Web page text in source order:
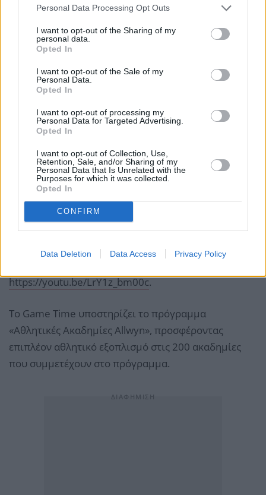
Personal Data Processing Opt Outs
I want to opt-out of the Sharing of my
personal data.
Opted In
I want to opt-out of the Sale of my
Personal Data.
Opted In
I want to opt-out of processing my
Personal Data for Targeted Advertising.
Opted In
I want to opt-out of Collection, Use,
Retention, Sale, and/or Sharing of my
Personal Data that Is Unrelated with the
Purposes for which it was collected.
Opted In
CONFIRM
Data Deletion Data Access Privacy Policy
https://youtu.be/LrY1z_bm00c.
Το Game Time υποστηρίζει το πρόγραμμα
«Αθλητικές Ακαδημίες Allwyn», προσφέροντας
επιπλέον αθλητικό εξοπλισμό στις 200 ακαδημίες
που συμμετέχουν στο πρόγραμμα.